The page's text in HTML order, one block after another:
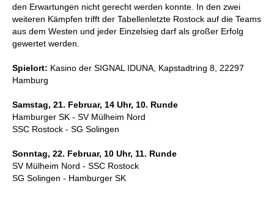
den Erwartungen nicht gerecht werden konnte. In den zwei
weiteren Kämpfen trifft der Tabellenletzte Rostock auf die Teams
aus dem Westen und jeder Einzelsieg darf als großer Erfolg
gewertet werden.
Spielort: Kasino der SIGNAL IDUNA, Kapstadtring 8, 22297
Hamburg
Samstag, 21. Februar, 14 Uhr, 10. Runde
Hamburger SK - SV Mülheim Nord
SSC Rostock - SG Solingen
Sonntag, 22. Februar, 10 Uhr, 11. Runde
SV Mülheim Nord - SSC Rostock
SG Solingen - Hamburger SK